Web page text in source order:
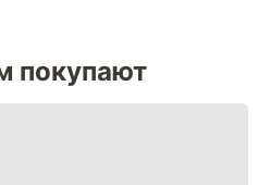
покупают